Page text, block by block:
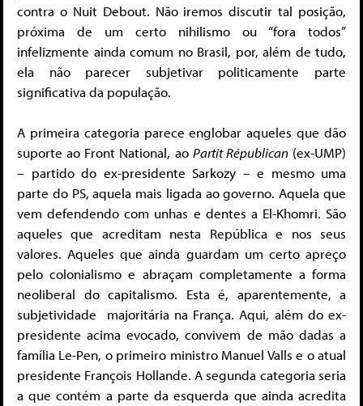
contra o Nuit Debout. Não iremos discutir tal posição,
próxima de um certo nihilismo ou “fora todos”
infelizmente ainda comum no Brasil, por, além de tudo,
ela não parecer subjetivar politicamente parte
significativa da população.
A primeira categoria parece englobar aqueles que dão
suporte ao Front National, ao Partit Républican(ex-UMP)
– partido do ex-presidente Sarkozy – e mesmo uma
parte do PS, aquela mais ligada ao governo. Aquela que
vem defendendo com unhas e dentes a El-Khomri. São
aqueles que acreditam nesta República e nos seus
valores. Aqueles que ainda guardam um certo apreço
pelo colonialismo e abraçam completamente a forma
neoliberal do capitalismo. Esta é, aparentemente, a
subjetividade majoritária na França. Aqui, além do ex-
presidente acima evocado, convivem de mão dadas a
família Le-Pen, o primeiro ministro Manuel Valls e o atual
presidente François Hollande. A segunda categoria seria
a que contém a parte da esquerda que ainda acredita